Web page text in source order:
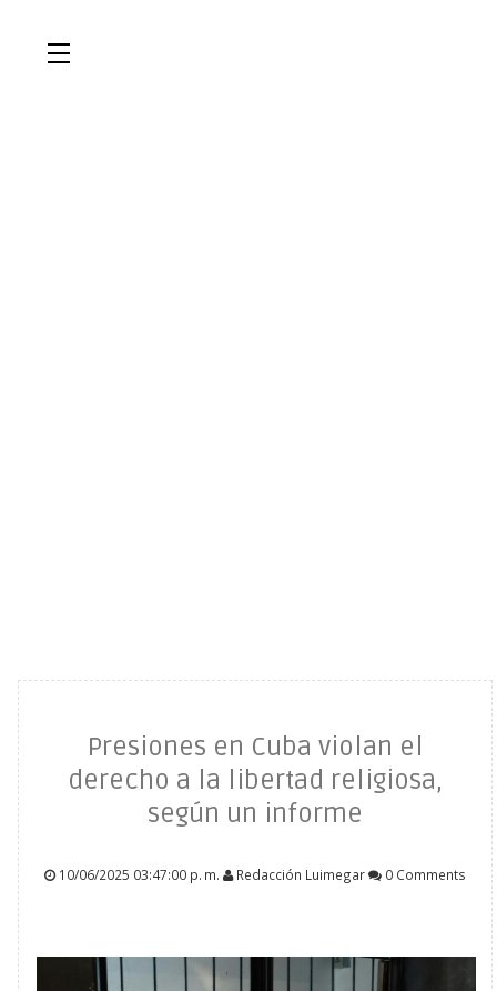
Presiones en Cuba violan el
derecho a la libertad religiosa,
según un informe
10/06/2025 03:47:00 p. m. Redacción Luimegar 0 Comments